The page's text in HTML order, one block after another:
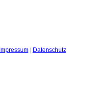
Impressum| Datenschutz